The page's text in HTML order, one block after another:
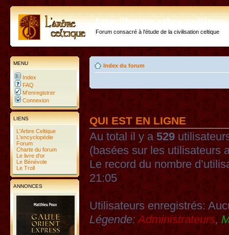
http://forum.arbre-
Forum consacré à l'étude de la civilisation celtique
MENU
Index
FAQ
M’enregistrer
Connexion
LIENS
L'Arbre Celtique
L'encyclopédie
Forum
Charte du forum
Le livre d'or
Le Bénévole
Le Troll
ANNONCES
Index du forum
QUI EST EN LIGNE
Au total il y a529
(basées sur les utilisateurs
Le record du nombre
21:05
Utilisateurs enregistrés:
Légende:Administrateurs,